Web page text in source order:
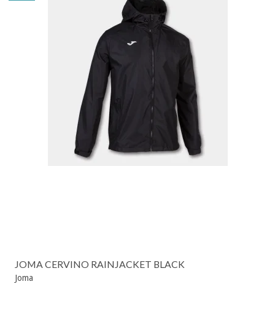
JOMA CERVINO RAINJACKET BLACK
Joma